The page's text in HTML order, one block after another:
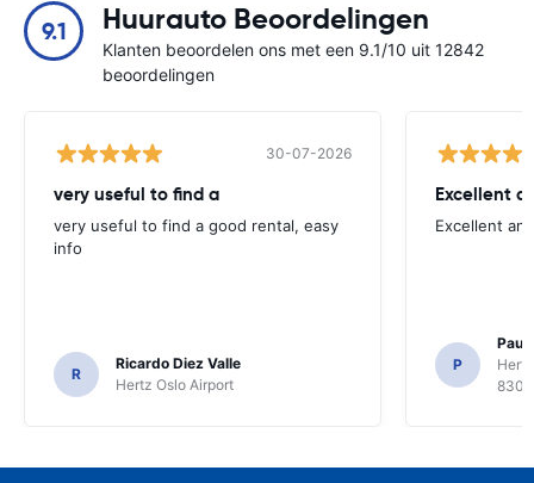
9.1 Huurauto Beoordelingen
Klanten beoordelen ons met een 9.1/10 uit 12842
beoordelingen
30-07-2026
very useful to find a
very useful to find a good rental, easy
info
R
Ricardo Diez Valle
Hertz Oslo Airport
Excellent
Excellent
P
Paul
8300